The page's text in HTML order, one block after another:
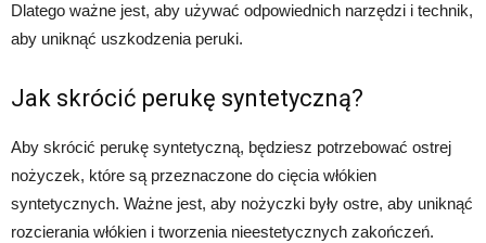
Dlatego ważne jest, aby używać odpowiednich narzędzi i technik,
aby uniknąć uszkodzenia peruki.
Jak skrócić perukę syntetyczną?
Aby skrócić perukę syntetyczną, będziesz potrzebować ostrej
nożyczek, które są przeznaczone do cięcia włókien
syntetycznych. Ważne jest, aby nożyczki były ostre, aby uniknąć
rozcierania włókien i tworzenia nieestetycznych zakończeń.